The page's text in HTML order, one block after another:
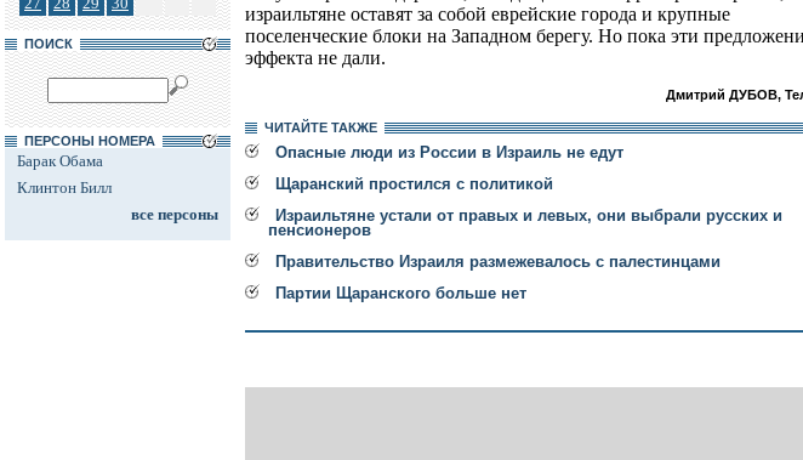
ПОИСК
ПЕРСОНЫ НОМЕРА
Барак Обама
Клинтон Билл
все персоны
израильтяне оставят за собой еврейские города и крупные
поселенческие блоки на Западном берегу. Но пока эти
эффекта не дали.
Дмитрий ДУБОВ,
ЧИТАЙТЕ ТАКЖЕ
Опасные люди из России в Израиль не едут
Щаранский простился с политикой
Израильтяне устали от правых и левых, они выбрали русских и
пенсионеров
Правительство Израиля размежевалось с палестинцами
Партии Щаранского больше нет